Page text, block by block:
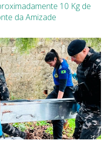
10 Kg de
da Amizade